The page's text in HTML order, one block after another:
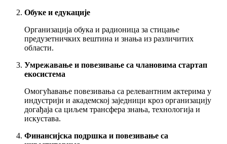
Обуке и едукације
Организација обука и радионица за стицање
предузетничких вештина и знања из различитих
области.
Умрежавање и повезивање са члановима стартап
екосистема
Омогућавање повезивања са релевантним актерима у
индустрији и академској заједници кроз организацију
догађаја са циљем трансфера знања, технологија и
искустава.
Финансијска подршка и повезивање са